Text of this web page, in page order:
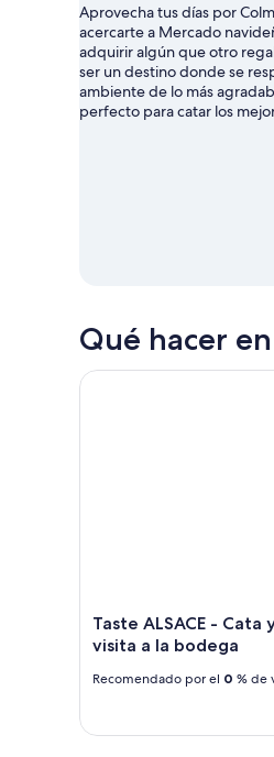
Aprovecha tus días por
acercarte a Mercado
adquirir algún que otro
ser un destino donde se
ambiente de lo más
perfecto para catar los
Qué hacer
Taste ALSACE - Cata
visita a la bodega
Recomendado por el 0 % de
Taste ALSACE - Cata y